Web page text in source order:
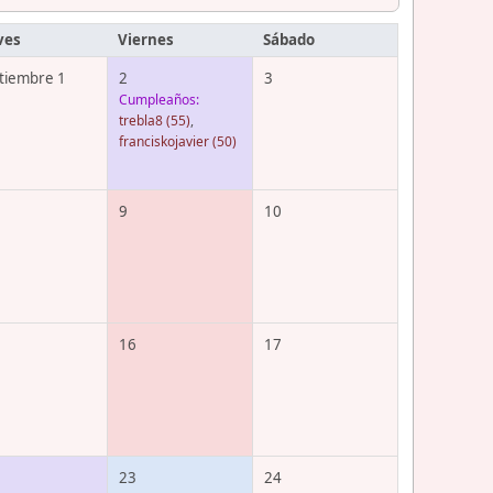
Viernes
Sábado
1
2
Cumpleaños:
trebla8(55),
franciskojavier(50)
3
9 10
16 17
23 24